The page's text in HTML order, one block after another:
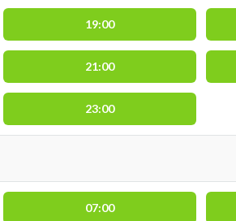
19:00
21:00
23:00
07:00